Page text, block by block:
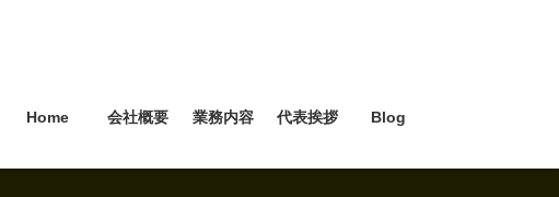
Home 会社概要 業務内容 代表挨拶 Blog